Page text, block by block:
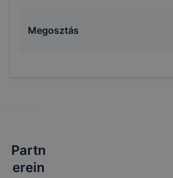
Megosztás
Partn
erein